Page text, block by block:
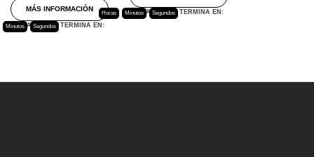
MÁS INFORMACIÓN
ESTA PROMO TERMINA EN:
Minutos Segundos
ESTA PROMO TERMINA EN:
Horas Minutos Segundos